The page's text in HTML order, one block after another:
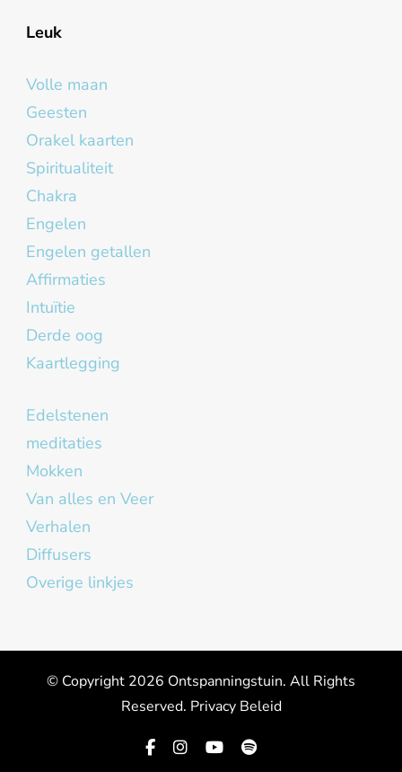
Leuk
Volle maan
Geesten
Orakel kaarten
Spiritualiteit
Chakra
Engelen
Engelen getallen
Affirmaties
Intuïtie
Derde oog
Kaartlegging
Edelstenen
meditaties
Mokken
Van alles en Veer
Verhalen
Diffusers
Overige linkjes
© Copyright 2026 Ontspanningstuin. All Rights
Reserved. Privacy Beleid